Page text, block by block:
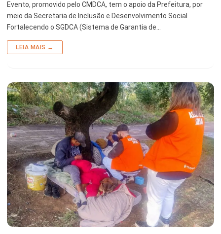
Evento, promovido pelo CMDCA, tem o apoio da Prefeitura, por
meio da Secretaria de Inclusão e Desenvolvimento Social
Fortalecendo o SGDCA (Sistema de Garantia de…
LEIA MAIS →